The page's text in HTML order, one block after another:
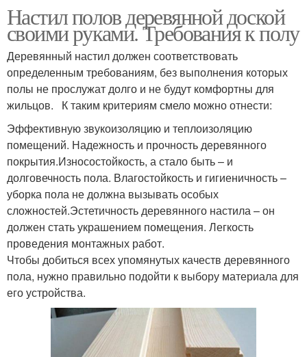
Настил полов деревянной доской
своими руками. Требования к полу
Деревянный настил должен соответствовать
определенным требованиям, без выполнения которых
полы не прослужат долго и не будут комфортны для
жильцов. К таким критериям смело можно отнести:
Эффективную звукоизоляцию и теплоизоляцию
помещений. Надежность и прочность деревянного
покрытия.Износостойкость, а стало быть – и
долговечность пола. Влагостойкость и гигиеничность –
уборка пола не должна вызывать особых
сложностей.Эстетичность деревянного настила – он
должен стать украшением помещения. Легкость
проведения монтажных работ.
Чтобы добиться всех упомянутых качеств деревянного
пола, нужно правильно подойти к выбору материала для
его устройства.